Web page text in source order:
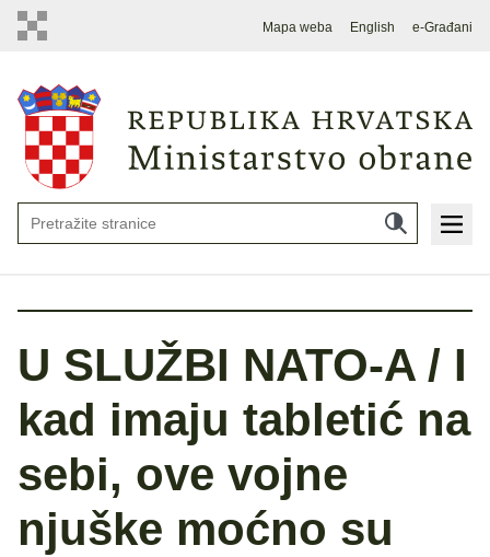
Mapa weba English e-Građani
U SLUŽBI NATO-A / I
kad imaju tabletić na
sebi, ove vojne
njuške moćno su